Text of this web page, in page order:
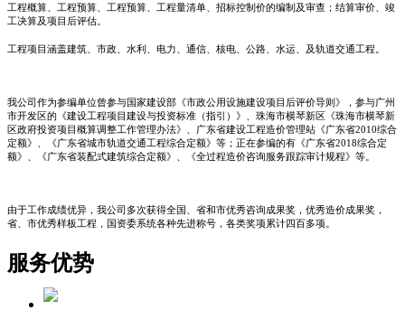
工程概算、工程预算、工程预算、工程量清单、招标控制价的编制及审查；结算审价、竣
工决算及项目后评估。
工程项目涵盖建筑、市政、水利、电力、通信、核电、公路、水运、及轨道交通工程。
我公司作为参编单位曾参与国家建设部《市政公用设施建设项目后评价导则》，参与广州
市开发区的《建设工程项目建设与投资标准（指引）》、珠海市横琴新区《珠海市横琴新
区政府投资项目概算调整工作管理办法》、广东省建设工程造价管理站《广东省2010综合
定额》、《广东省城市轨道交通工程综合定额》等；正在参编的有《广东省2018综合定
额》、《广东省装配式建筑综合定额》、《全过程造价咨询服务跟踪审计规程》等。
由于工作成绩优异，我公司多次获得全国、省和市优秀咨询成果奖，优秀造价成果奖，
省、市优秀样板工程，国资委系统各种先进称号，各类奖项累计四百多项。
服务优势